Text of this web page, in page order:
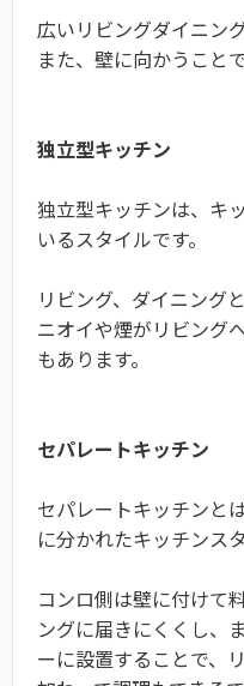
広いリビングダイニン
また、壁に向かうこと
独立型キッチン
独立型キッチンは、キ
いるスタイルです。
リビング、ダイニング
ニオイや煙がリビング
もあります。
セパレートキッチン
セパレートキッチンと
に分かれたキッチンス
コンロ側は壁に付けて
ングに届きにくくし、
ーに設置することで、